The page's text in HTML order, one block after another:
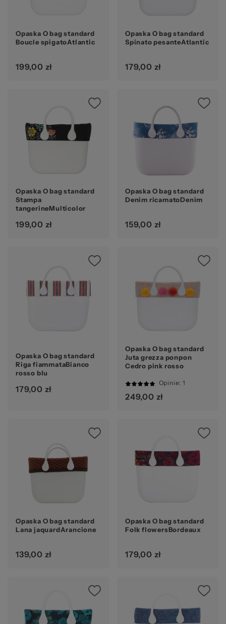
Opaska O bag standard
Boucle spigatoAtlantic
199,00 zł
Opaska O bag standard
Spinato pesanteAtlantic
179,00 zł
Opaska O bag standard
Stampa
tangerineMulticolor
199,00 zł
Opaska O bag standard
Denim ricamatoDenim
159,00 zł
Opaska O bag standard
Riga fiammataBianco
rosso blu
179,00 zł
Opaska O bag standard
Juta grezza ponpon
Cedro pink rosso
Ocena:
100%
Opinie: 1
249,00 zł
Opaska O bag standard
Lana jaquardArancione
139,00 zł
Opaska O bag standard
Folk flowersBordeaux
179,00 zł